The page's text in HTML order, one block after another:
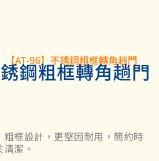
AT-96】不銹鋼粗框轉角趟門
鋼粗框轉角趟門
框設計，更堅固耐用，簡約時
潔。